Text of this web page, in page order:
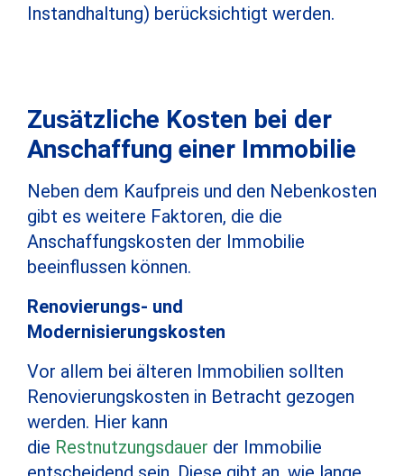
Instandhaltung) berücksichtigt werden.
Zusätzliche Kosten bei der
Anschaffung einer Immobilie
Neben dem Kaufpreis und den Nebenkosten
gibt es weitere Faktoren, die die
Anschaffungskosten der Immobilie
beeinflussen können.
Renovierungs- und
Modernisierungskosten
Vor allem bei älteren Immobilien sollten
Renovierungskosten in Betracht gezogen
werden. Hier kann
die Restnutzungsdauer der Immobilie